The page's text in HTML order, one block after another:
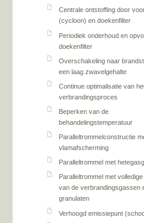
Centrale ontstoffing door
(cycloon) en doekenfilter
Periodiek onderhoud en
doekenfilter
Overschakeling naar
een laag zwavelgehalte
Continue optimalisatie van
verbrandingsproces
Beperken van de
behandelingstemperatuur
Paralleltrommelconstructie
vlamafscherming
Paralleltrommel met
Paralleltrommel met
van de verbrandingsgassen
granulaten
Verhoogd emissiepunt